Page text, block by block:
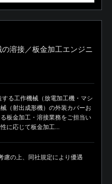
の溶接／板金加工エンジニ
する工作機械（放電加工機・マシ
（射出成形機）の外装カバーお
板金加工・溶接業務をご担当い
に応じて板金加工...
慮の上、同社規定により優遇